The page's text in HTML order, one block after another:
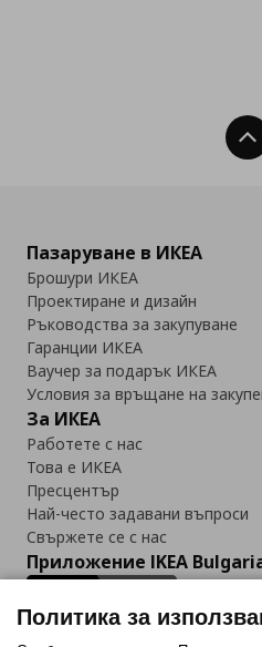
Пазаруване в ИКЕА
Брошури ИКЕА
Проектиране и дизайн
Ръководства за закупуване
Гаранции ИКЕА
Ваучер за подарък ИКЕА
Условия за връщане на
За ИКЕА
Работете с нас
Това е ИКЕА
Пресцентър
Най-често задавани въпроси
Свържете се с нас
Приложение IKEA
Политика за